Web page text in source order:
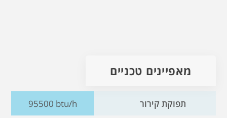
מאפיינים טכניים
תפוקת קירור 95500 btu/h